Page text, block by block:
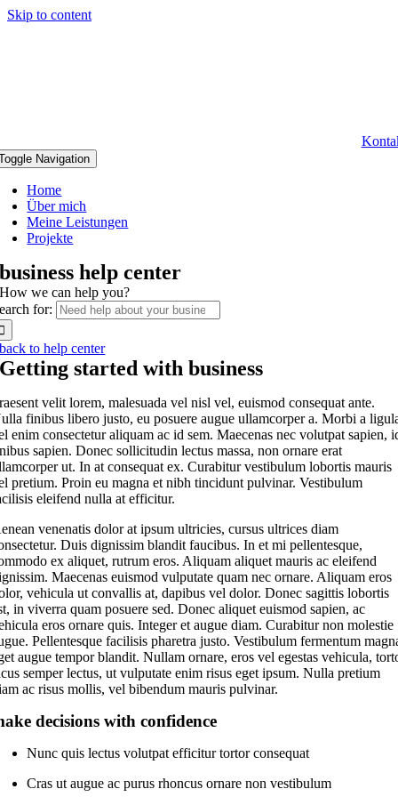
Skip to content
Navigation
Home
Über mich
Meine Leistungen
Projekte
business help center
How we can help you?
for:
back to help center
Getting started with business
velit lorem, malesuada vel nisl vel, euismod consequat ante.
finibus libero justo, eu posuere augue ullamcorper a. Morbi a
enim consectetur aliquam ac id sem. Maecenas nec volutpat sapien,
sapien. Donec sollicitudin lectus massa, non ornare erat
ut. In at consequat ex. Curabitur vestibulum lobortis mauris
pretium. Proin eu magna et nibh tincidunt pulvinar. Vestibulum
eleifend nulla at efficitur.
venenatis dolor at ipsum ultricies, cursus ultrices diam
Duis dignissim blandit faucibus. In et mi pellentesque,
ex aliquet, rutrum eros. Aliquam aliquet mauris ac eleifend
Maecenas euismod vulputate quam nec ornare. Aliquam eros
vehicula ut convallis at, dapibus vel dolor. Donec sagittis lobortis
in viverra quam posuere sed. Donec aliquet euismod sapien, ac
eros ornare quis. Integer et augue diam. Curabitur non molestie
Pellentesque facilisis pharetra justo. Vestibulum fermentum
augue tempor blandit. Nullam ornare, eros vel egestas vehicula,
semper lectus, ut vulputate enim risus eget ipsum. Nulla pretium
ac risus mollis, vel bibendum mauris pulvinar.
decisions with confidence
Nunc quis lectus volutpat efficitur tortor consequat
Cras ut augue ac purus rhoncus ornare non vestibulum